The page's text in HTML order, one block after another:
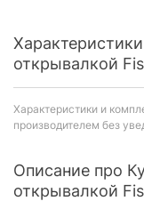
открывалкой
Характеристики и
производителем без
Описание про
открывалкой